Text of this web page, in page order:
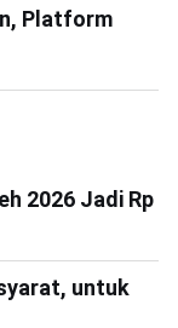
Platform
2026 Jadi Rp
untuk